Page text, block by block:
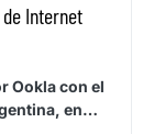
Internet
Ookla con el
en…